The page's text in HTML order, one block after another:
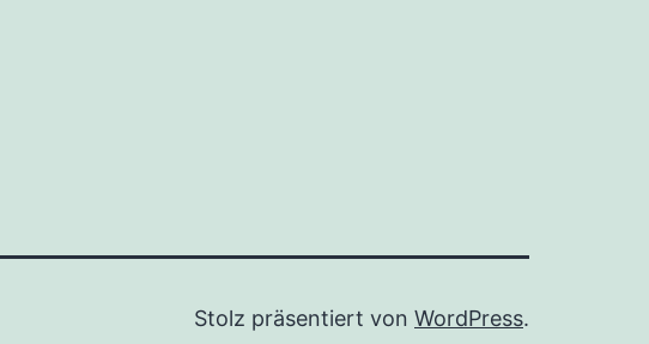
Stolz präsentiert von WordPress.